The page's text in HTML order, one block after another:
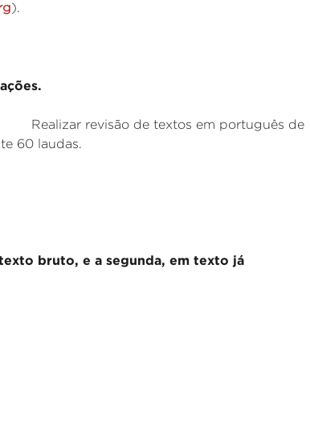
).
textos em português de
60 laudas.
bruto, e a segunda, em texto já